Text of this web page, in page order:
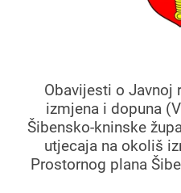
Obavijesti o Javnoj
izmjena i dopuna
Šibensko-kninske
utjecaja na okoliš
Prostornog plana